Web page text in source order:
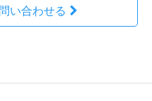
い合わせる